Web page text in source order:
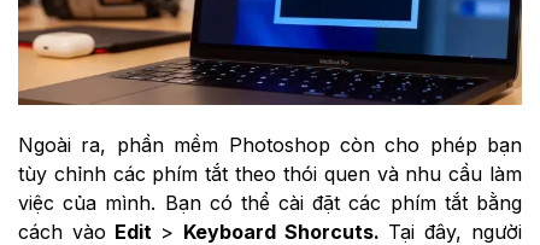
Ngoài ra, phần mềm Photoshop còn cho phép bạn
tùy chỉnh các phím tắt theo thói quen và nhu cầu làm
việc của mình. Bạn có thể cài đặt các phím tắt bằng
cách vào Edit > Keyboard Shorcuts. Tại đây, người